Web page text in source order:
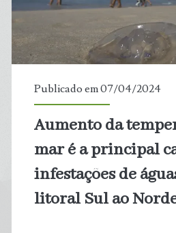
Publicado em 07/04/2024
Aumento da
mar é a principal
infestações de
litoral Sul ao